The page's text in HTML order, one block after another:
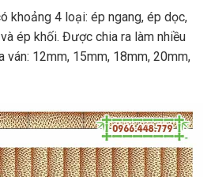
khoảng 4 loại: ép ngang, ép dọc,
ép khối. Được chia ra làm nhiều
ván: 12mm, 15mm, 18mm, 20mm,